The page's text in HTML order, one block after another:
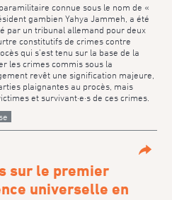
connue sous le nom de «
gambien Yahya Jammeh, a été
par un tribunal allemand pour deux
constitutifs de crimes contre
qui s’est tenu sur la base de la
les crimes commis sous la
revêt une signification majeure,
plaignantes au procès, mais
et survivant·e·s de ces crimes.
sur le premier
universelle en